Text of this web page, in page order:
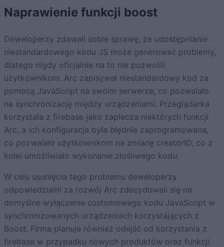
Naprawienie funkcji boost
Deweloperzy zdawali sobie sprawę, że udostępnianie
niestandardowego kodu JS może generować problemy,
dlatego nigdy oficjalnie na to nie pozwolili
użytkownikom. Arc zapisywał niestandardowy kod za
pomocą JavaScript na swoim serwerze, co pozwalało
na synchronizację między urządzeniami. Przeglądarka
korzystała z firebase jako zaplecza niektórych funkcji
Arc, a ich konfiguracja była błędnie zaprogramowana,
co pozwalało użytkownikom na zmianę creatorID, co z
kolei umożliwiało wykonanie złośliwego kodu.
W celu usunięcia tego problemu deweloperzy
odpowiedzialni za rozwój Arc zdecydowali się na
domyślne wyłączenie customowego kodu JavaScript w
synchronizowanych urządzeniach korzystających z
Boost. Firma planuje również odejść od korzystania z
firebase w przypadku nowych produktów oraz funkcji.